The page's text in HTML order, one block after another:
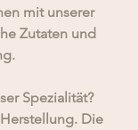
mit unserer
Zutaten und
Spezialität?
Die